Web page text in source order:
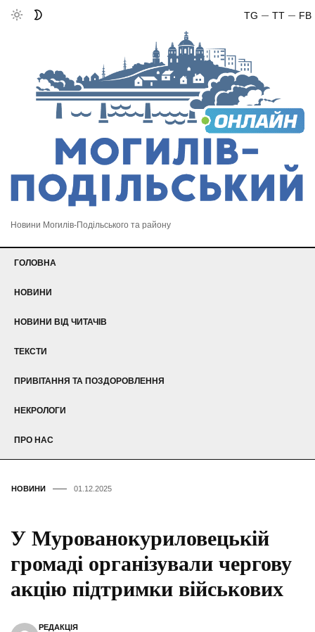
FB
TT
TG
Новини Могилів-Подільського та району
ГОЛОВНА
НОВИНИ
НОВИНИ ВІД ЧИТАЧІВ
ТЕКСТИ
ПРИВІТАННЯ ТА ПОЗДОРОВЛЕННЯ
НЕКРОЛОГИ
ПРО НАС
НОВИНИ 01.12.2025
У Мурованокуриловецькій
громаді організували чергову
акцію підтримки військових
РЕДАКЦІЯ